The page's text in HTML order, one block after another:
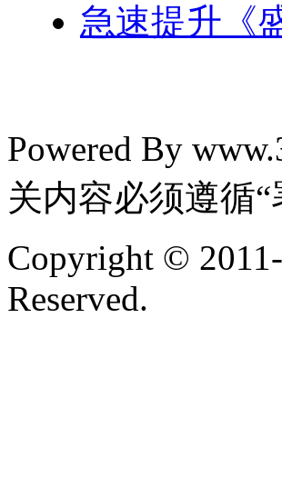
急速提升《
Powered By
关内容必须遵循
Copyright ©
Reserved.